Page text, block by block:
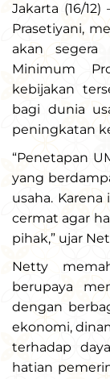
Jakarta (16/
Prasetiyani,
akan segera
Minimum
kebijakan
bagi dunia
peningkatan
“Penetapan
yang
usaha.
cermat agar
pihak,” ujar
Netty
berupaya
dengan
ekonomi,
terhadap
hatian